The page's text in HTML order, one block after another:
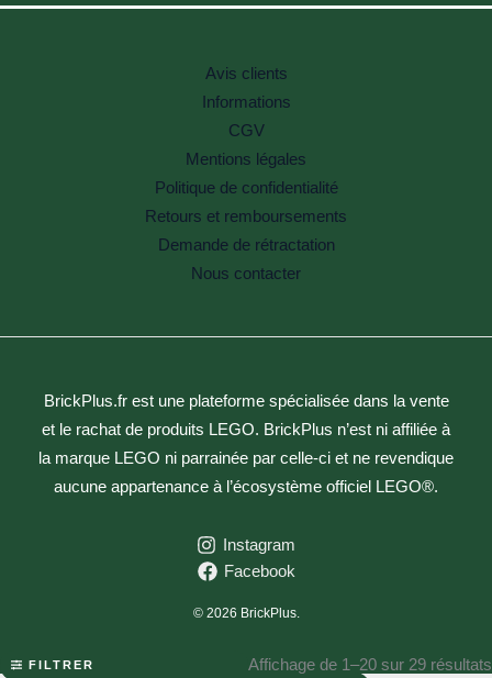
FILTRER Affichage de 1–20 sur 29 résultats
Avis clients
Informations
CGV
Mentions légales
Politique de confidentialité
Retours et remboursements
Demande de rétractation
Nous contacter
BrickPlus.fr est une plateforme spécialisée dans la vente
et le rachat de produits LEGO. BrickPlus n’est ni affiliée à
la marque LEGO ni parrainée par celle-ci et ne revendique
aucune appartenance à l’écosystème officiel LEGO®.
Instagram
Facebook
© 2026 BrickPlus.